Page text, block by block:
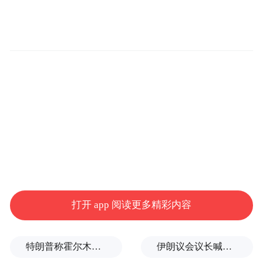
打开 app 阅读更多精彩内容
特朗普称霍尔木兹海峡协议尚未达成，正参与相关谈判 伊朗议会议长喊话：别再作秀了！